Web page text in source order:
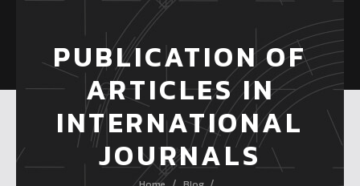
PUBLICATION OF
ARTICLES IN
INTERNATIONAL
JOURNALS